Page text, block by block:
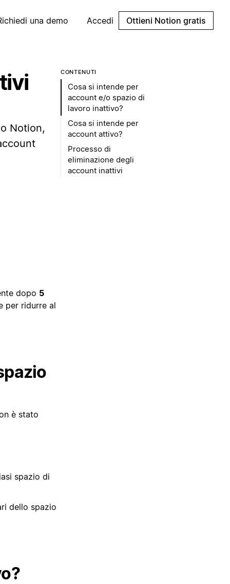
una demo Accedi Ottieni Notion gratis
Notion,
dopo 5
per ridurre al
è stato
spazio di
dello spazio
CONTENUTI
Cosa si intende per
account e/o spazio di
lavoro inattivo?
Cosa si intende per
account attivo?
Processo di
eliminazione degli
account inattivi